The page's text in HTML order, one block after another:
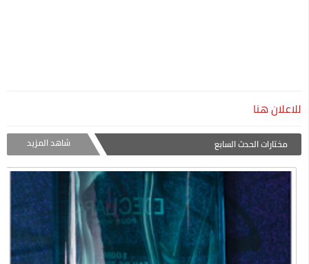
للاعلان هنا
مختارات الحدث السابع شاهد المزيد